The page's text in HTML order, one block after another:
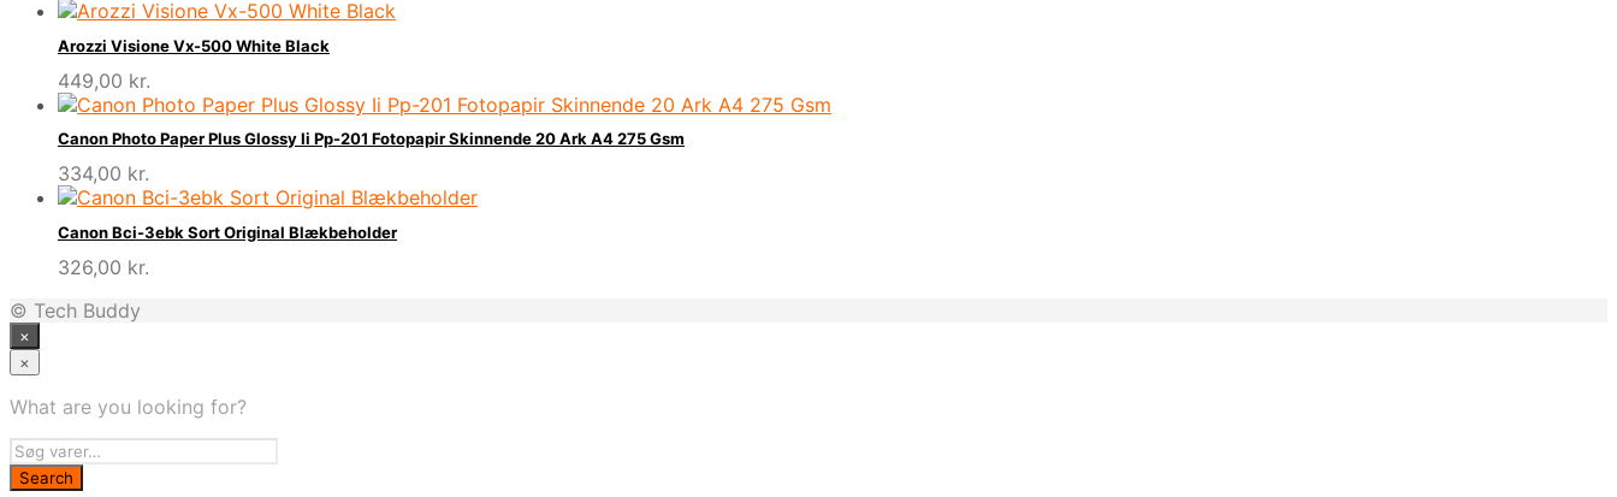
Arozzi Visione Vx-500 White Black
449,00 kr.
Canon Photo Paper Plus Glossy Ii Pp-201 Fotopapir Skinnende 20 Ark A4 275 Gsm
334,00 kr.
Canon Bci-3ebk Sort Original Blækbeholder
326,00 kr.
© Tech Buddy
×
×
What are you looking for?